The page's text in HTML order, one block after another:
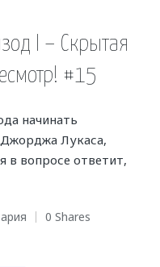
I – Скрытая
#15
начинать
Лукаса,
вопросе ответит,
0 Shares